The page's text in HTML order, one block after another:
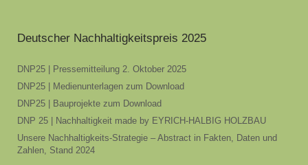
Deutscher Nachhaltigkeitspreis 2025
DNP25 | Pressemitteilung 2. Oktober 2025
DNP25 | Medienunterlagen zum Download
DNP25 | Bauprojekte zum Download
DNP 25 | Nachhaltigkeit made by EYRICH-HALBIG HOLZBAU
Unsere Nachhaltigkeits-Strategie – Abstract in Fakten, Daten und
Zahlen, Stand 2024